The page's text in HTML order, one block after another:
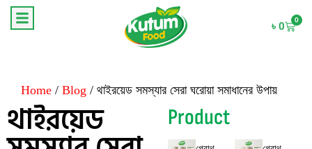
৳ 0
0
Home / Blog / থাইরয়েড সমস্যার সেরা ঘরোয়া সমাধানের উপায়
থাইরয়েড Product